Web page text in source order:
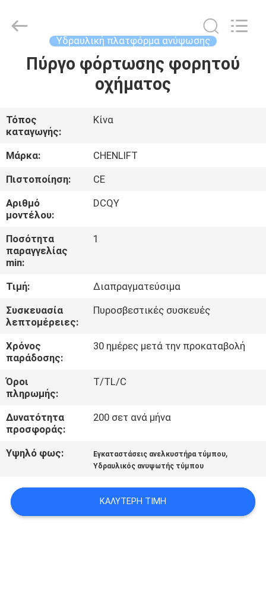
ΣΠΊΤΙ
ΣΧΕΤΙΚΆ
ΜΕ
ΕΜΆΣ
ΕΠΙΣΚΈΨΕΙΣ
ΣΤΟ
ΕΡΓΟΣΤΆΣΙΟ
ΈΛΕΓΧΟΣ
ΠΟΙΌΤΗΤΑΣ
ΕΠΙΚΟΙΝΩΝΉΣΤΕ
ΜΑΖΊ
ΜΑΣ
ΕΙΔΉΣΕΙΣ
ΜΙΑ
ΠΡΟΣΦΟΡΆ
Υδραυλική πλατφόρμα ανύψωσης
Πύργο φόρτωσης φορητού
οχήματος
Τόπος
καταγωγής:
Κίνα
Μάρκα:
CHENLIFT
Πιστοποίηση:
CE
Αριθμό
μοντέλου:
DCQY
Ποσότητα
παραγγελίας
min:
1
Τιμή:
Διαπραγματεύσιμα
Συσκευασία
λεπτομέρειες:
Πυροσβεστικές συσκευές
Χρόνος
παράδοσης:
30 ημέρες μετά την προκαταβολή
Όροι
πληρωμής:
T/TL/C
Δυνατότητα
προσφοράς:
200 σετ ανά μήνα
Υψηλό φως: Εγκαταστάσεις ανελκυστήρα τύμπου,
Υδραυλικός ανυψωτής τύμπου
ΚΑΛΎΤΕΡΗ ΤΙΜΉ